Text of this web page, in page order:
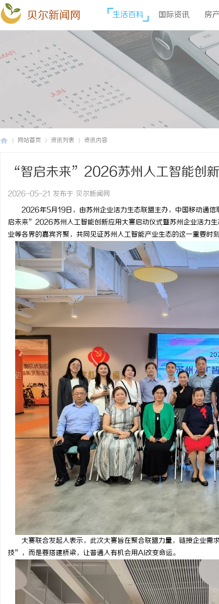
贝尔新闻网 生活百科 国际资讯 房
网站首页 资讯列表 资讯内容
“智启未来”2026苏州人工智能创
2026-05-21 发布于 贝尔新闻网
2026年5月19日，由苏州企业活力生态联盟主办，中国移动通
启未来”2026苏州人工智能创新应用大赛启动仪式暨苏州企业活力
业等各界的嘉宾齐聚，共同见证苏州人工智能产业生态的这一重要时
大赛联合发起人表示，此次大赛旨在聚合联盟力量，链接企业
技”，而是要搭建桥梁，让普通人有机会用AI改变命运。